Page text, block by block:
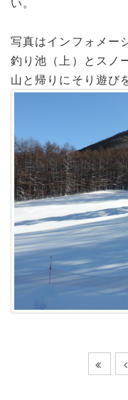
写真はインフォメー
釣り池（上）とスノ
山と帰りにそり遊び